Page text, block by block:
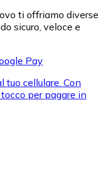
ti offriamo diverse
sicuro, veloce e
Pay
tuo cellulare. Con
per pagare in